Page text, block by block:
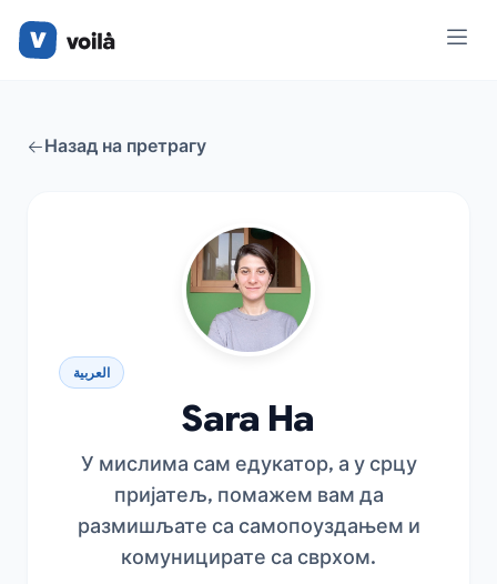
Назад на претрагу
العربية
Sara Ha
У мислима сам едукатор, а у срцу
пријатељ, помажем вам да
размишљате са самопоуздањем и
комуницирате са сврхом.